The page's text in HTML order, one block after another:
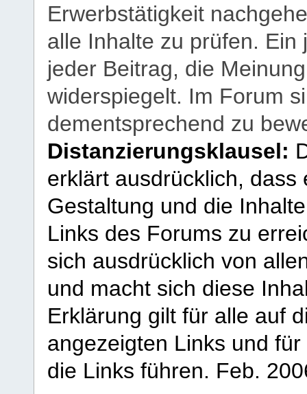
Erwerbstätigkeit
alle Inhalte zu prüfen.
jeder Beitrag, die
widerspiegelt. Im Forum
dementsprechend zu
Distanzierungsklausel:
erklärt ausdrücklich,
Gestaltung und die
Links des Forums zu
sich ausdrücklich von
und macht sich diese
Erklärung gilt für alle auf
angezeigten Links und
die Links führen. Feb.